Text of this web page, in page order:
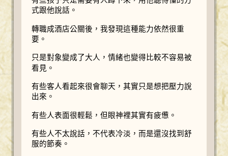
式跟他說話。
轉職成酒店公關後，我發現這種能力依然很重
要。
只是對象變成了大人，情緒也變得比較不容易被
看見。
有些客人看起來很會聊天，其實只是想把壓力說
出來。
有些人表面很輕鬆，但眼神裡其實有疲憊。
有些人不太說話，不代表冷淡，而是還沒找到舒
服的節奏。